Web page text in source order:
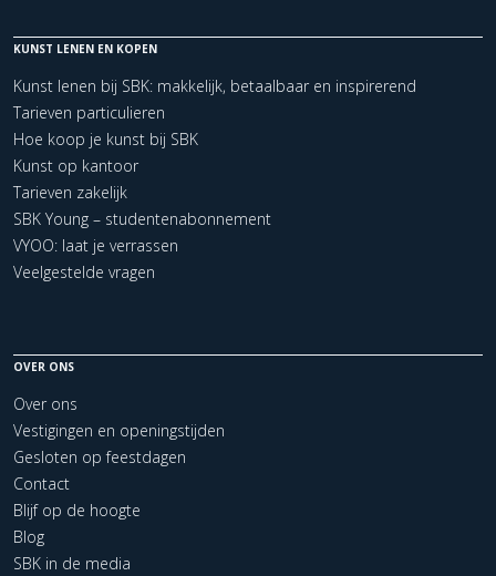
KUNST LENEN EN KOPEN
Kunst lenen bij SBK: makkelijk, betaalbaar en inspirerend
Tarieven particulieren
Hoe koop je kunst bij SBK
Kunst op kantoor
Tarieven zakelijk
SBK Young – studentenabonnement
VYOO: laat je verrassen
Veelgestelde vragen
OVER ONS
Over ons
Vestigingen en openingstijden
Gesloten op feestdagen
Contact
Blijf op de hoogte
Blog
SBK in de media